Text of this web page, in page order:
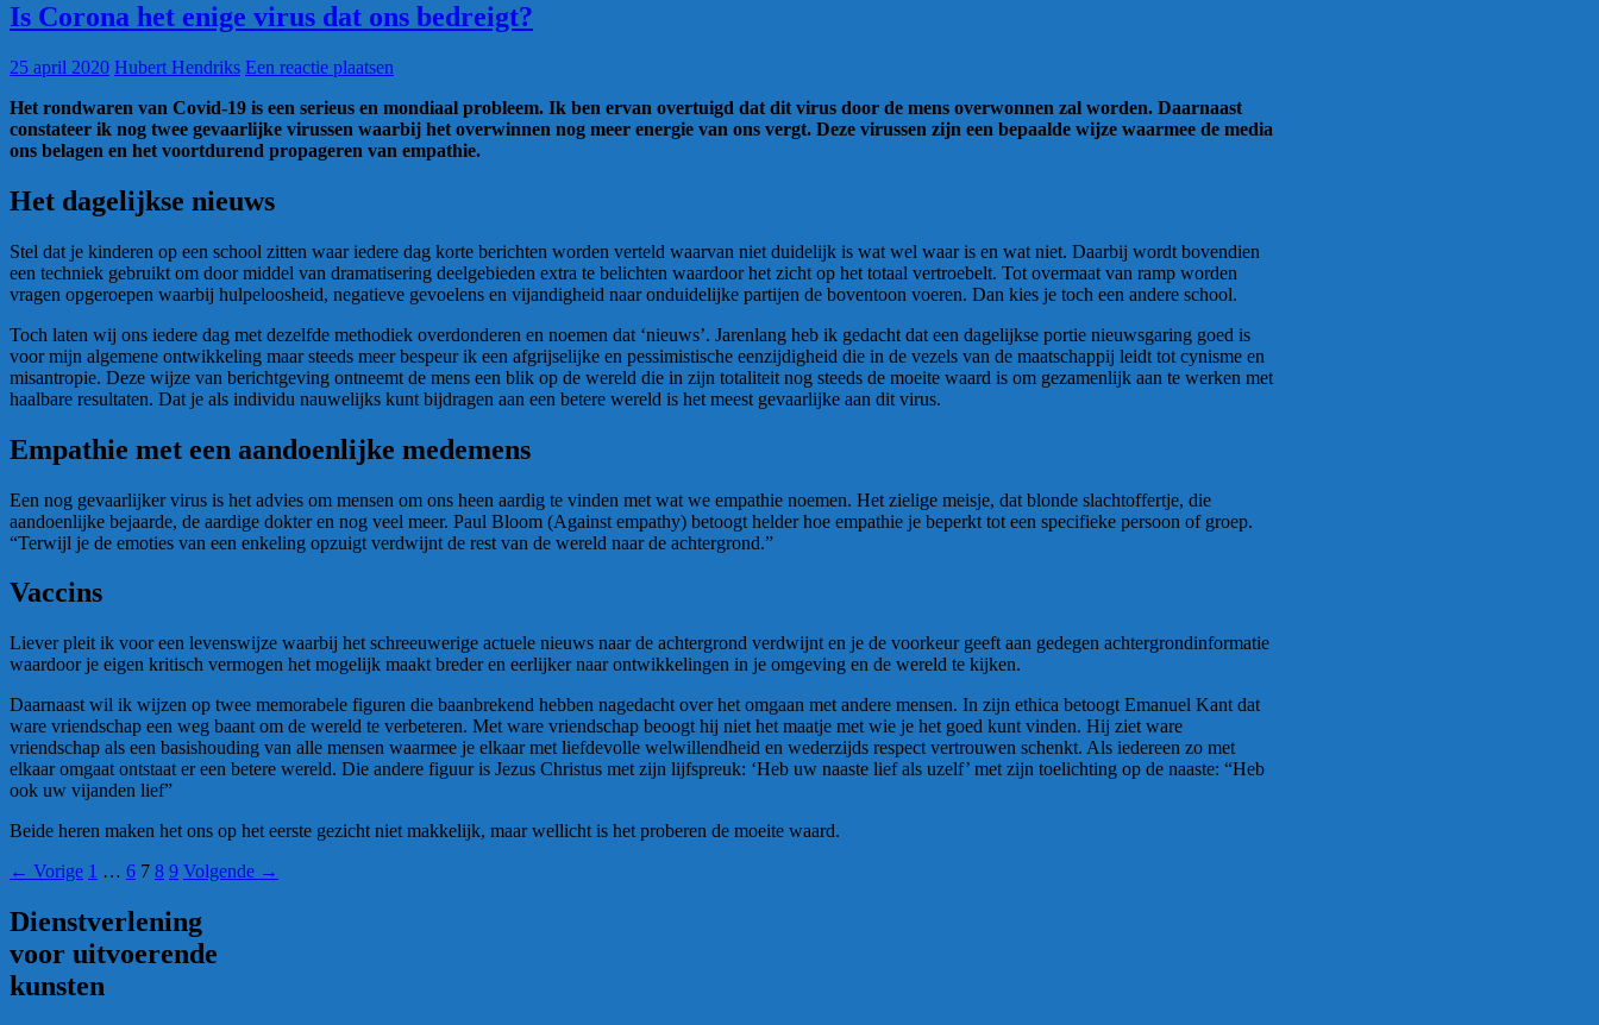
Is Corona het enige virus dat ons bedreigt?
25 april 2020 Hubert Hendriks Een reactie plaatsen
Het rondwaren van Covid-19 is een serieus en mondiaal probleem. Ik ben ervan overtuigd dat dit virus door de mens overwonnen zal worden. Daarnaast
constateer ik nog twee gevaarlijke virussen waarbij het overwinnen nog meer energie van ons vergt. Deze virussen zijn een bepaalde wijze waarmee de media
ons belagen en het voortdurend propageren van empathie.
Het dagelijkse nieuws
Stel dat je kinderen op een school zitten waar iedere dag korte berichten worden verteld waarvan niet duidelijk is wat wel waar is en wat niet. Daarbij wordt bovendien
een techniek gebruikt om door middel van dramatisering deelgebieden extra te belichten waardoor het zicht op het totaal vertroebelt. Tot overmaat van ramp worden
vragen opgeroepen waarbij hulpeloosheid, negatieve gevoelens en vijandigheid naar onduidelijke partijen de boventoon voeren. Dan kies je toch een andere school.
Toch laten wij ons iedere dag met dezelfde methodiek overdonderen en noemen dat ‘nieuws’. Jarenlang heb ik gedacht dat een dagelijkse portie nieuwsgaring goed is
voor mijn algemene ontwikkeling maar steeds meer bespeur ik een afgrijselijke en pessimistische eenzijdigheid die in de vezels van de maatschappij leidt tot cynisme en
misantropie. Deze wijze van berichtgeving ontneemt de mens een blik op de wereld die in zijn totaliteit nog steeds de moeite waard is om gezamenlijk aan te werken met
haalbare resultaten. Dat je als individu nauwelijks kunt bijdragen aan een betere wereld is het meest gevaarlijke aan dit virus.
Empathie met een aandoenlijke medemens
Een nog gevaarlijker virus is het advies om mensen om ons heen aardig te vinden met wat we empathie noemen. Het zielige meisje, dat blonde slachtoffertje, die
aandoenlijke bejaarde, de aardige dokter en nog veel meer. Paul Bloom (Against empathy) betoogt helder hoe empathie je beperkt tot een specifieke persoon of groep.
“Terwijl je de emoties van een enkeling opzuigt verdwijnt de rest van de wereld naar de achtergrond.”
Vaccins
Liever pleit ik voor een levenswijze waarbij het schreeuwerige actuele nieuws naar de achtergrond verdwijnt en je de voorkeur geeft aan gedegen achtergrondinformatie
waardoor je eigen kritisch vermogen het mogelijk maakt breder en eerlijker naar ontwikkelingen in je omgeving en de wereld te kijken.
Daarnaast wil ik wijzen op twee memorabele figuren die baanbrekend hebben nagedacht over het omgaan met andere mensen. In zijn ethica betoogt Emanuel Kant dat
ware vriendschap een weg baant om de wereld te verbeteren. Met ware vriendschap beoogt hij niet het maatje met wie je het goed kunt vinden. Hij ziet ware
vriendschap als een basishouding van alle mensen waarmee je elkaar met liefdevolle welwillendheid en wederzijds respect vertrouwen schenkt. Als iedereen zo met
elkaar omgaat ontstaat er een betere wereld. Die andere figuur is Jezus Christus met zijn lijfspreuk: ‘Heb uw naaste lief als uzelf’ met zijn toelichting op de naaste: “Heb
ook uw vijanden lief”
Beide heren maken het ons op het eerste gezicht niet makkelijk, maar wellicht is het proberen de moeite waard.
Berichten
navigatie
← Vorige 1 … 6 7 8 9 Volgende →
Dienstverlening
voor uitvoerende
kunsten